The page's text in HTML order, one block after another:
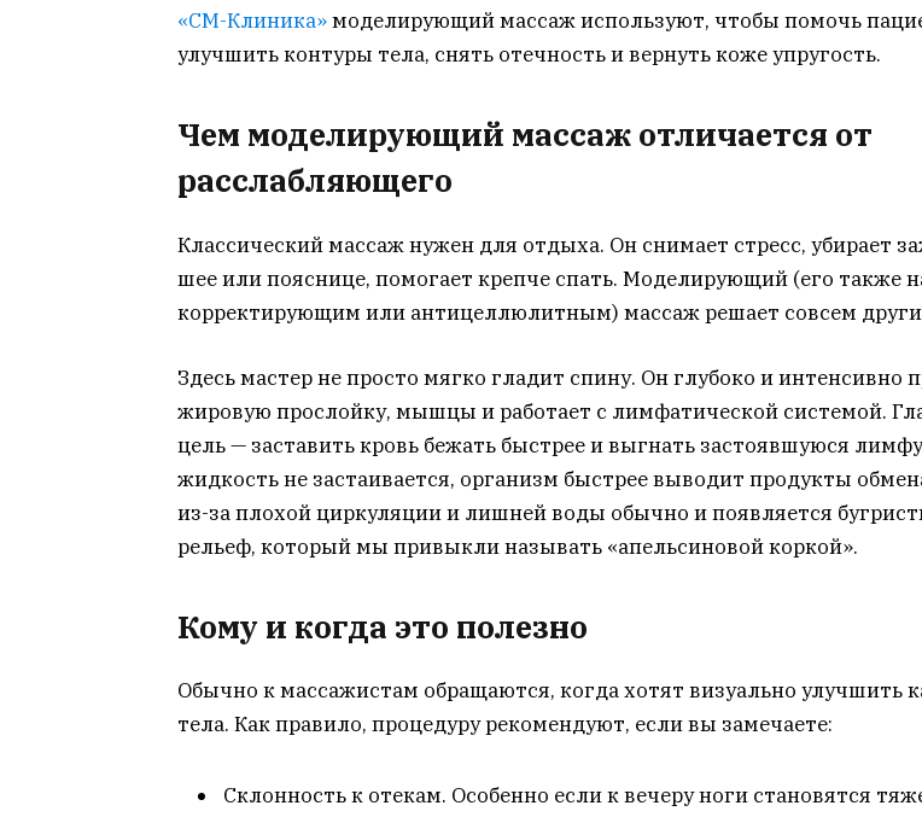
«СМ-Клиника»моделирующий массаж используют, чтобы помочь
улучшить контуры тела, снять отечность и вернуть коже упругость.
Чем моделирующий массаж отличается от
расслабляющего
Классический массаж нужен для отдыха. Он снимает стресс, убирает
шее или пояснице, помогает крепче спать. Моделирующий (его также
корректирующим или антицеллюлитным) массаж решает совсем
Здесь мастер не просто мягко гладит спину. Он глубоко и интенсивно
жировую прослойку, мышцы и работает с лимфатической системой.
цель — заставить кровь бежать быстрее и выгнать застоявшуюся
жидкость не застаивается, организм быстрее выводит продукты
из-за плохой циркуляции и лишней воды обычно и появляется
рельеф, который мы привыкли называть «апельсиновой коркой».
Кому и когда это полезно
Обычно к массажистам обращаются, когда хотят визуально улучшить
тела. Как правило, процедуру рекомендуют, если вы замечаете:
Склонность к отекам. Особенно если к вечеру ноги становятся